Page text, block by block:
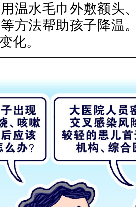
水毛巾外敷额头
方法帮助孩子降温
化。